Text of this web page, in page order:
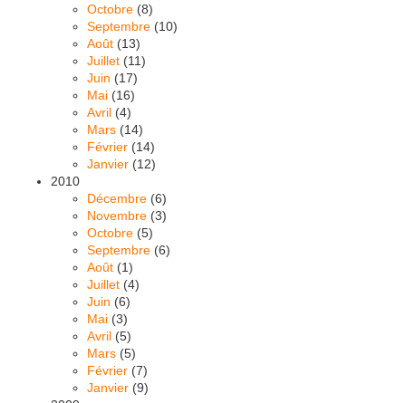
Octobre (8)
Septembre (10)
Août (13)
Juillet (11)
Juin (17)
Mai (16)
Avril (4)
Mars (14)
Février (14)
Janvier (12)
2010
Décembre (6)
Novembre (3)
Octobre (5)
Septembre (6)
Août (1)
Juillet (4)
Juin (6)
Mai (3)
Avril (5)
Mars (5)
Février (7)
Janvier (9)